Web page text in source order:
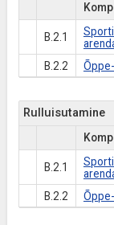
B.2.1
B.2.2
Rulluisutamine
B.2.1
B.2.2